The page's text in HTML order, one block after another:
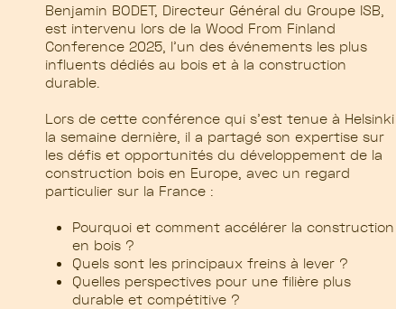
Benjamin BODET, Directeur Général du Groupe ISB,
est intervenu lors de la Wood From Finland
Conference 2025, l’un des événements les plus
influents dédiés au bois et à la construction
durable.
Lors de cette conférence qui s’est tenue à Helsinki
la semaine dernière, il a partagé son expertise sur
les défis et opportunités du développement de la
construction bois en Europe, avec un regard
particulier sur la France :
Pourquoi et comment accélérer la construction
en bois ?
Quels sont les principaux freins à lever ?
Quelles perspectives pour une filière plus
durable et compétitive ?